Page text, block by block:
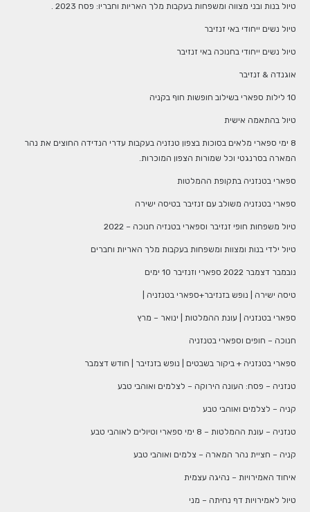
טיול בנות ובני מצווה ומשפחות בעקבות מלך האריות וחבריו: פסח 2023 .
טיול נשים ייחודי באי זנזיבר
טיול נשים ייחודי בחנוכה באי זנזיבר
אוגנדה & זנזיבר
10 לילות ספארי בשילוב חופשות חוף בקניה
טיול בהתאמה אישית
8 ימי ספארי מלאים בסוכות בצפון טנזניה בעקבות עדרי הנדידה החוצים את נהר
המארה בסרנגטי וכל שמורות הצפון המוכרות.
ספארי בטנזניה בתקופת ההמלטות
ספארי בטנזניה משולב עם זנזיבר בטיסה ישירה
טיול משפחות חופי זנזיבר וספארי בטנזיה חנוכה – 2022
טיול ילדי בנות ומצוות ומשפחות בעקבות מלך האריות וחברים
נובמבר דצמבר 2022 ספארי וזנזיבר 10 ימים
טיסה ישירה | נופש בזנזיבר+ספארי בטנזניה |
ספארי בטנזניה | עונת ההמלטות | ינואר – מרץ
חנוכה – חופים וספארי בטנזניה
ספארי בטנזניה + ביקור בשבטים | נופש בזנזיבר | חודש דצמבר
טנזניה – פסח: העונה הירוקה – לצלמים ואוהבי טבע
קניה – לצלמים ואוהבי טבע
טנזניה – עונת ההמלטות – 8 ימי ספארי וטיולים לאוהבי טבע
קניה – חציית נהר המארה – צלמים ואוהבי טבע
איחוד האמירויות – נהיגה עצמית
טיול לאמירויות דף נחיתה – מני